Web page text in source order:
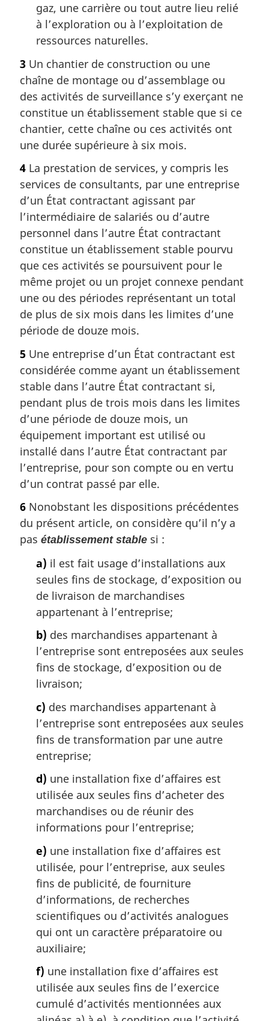
gaz, une carrière ou tout autre lieu relié
à l’exploration ou à l’exploitation de
ressources naturelles.
3 Un chantier de construction ou une
chaîne de montage ou d’assemblage ou
des activités de surveillance s’y exerçant ne
constitue un établissement stable que si ce
chantier, cette chaîne ou ces activités ont
une durée supérieure à six mois.
4 La prestation de services, y compris les
services de consultants, par une entreprise
d’un État contractant agissant par
l’intermédiaire de salariés ou d’autre
personnel dans l’autre État contractant
constitue un établissement stable pourvu
que ces activités se poursuivent pour le
même projet ou un projet connexe pendant
une ou des périodes représentant un total
de plus de six mois dans les limites d’une
période de douze mois.
5 Une entreprise d’un État contractant est
considérée comme ayant un établissement
stable dans l’autre État contractant si,
pendant plus de trois mois dans les limites
d’une période de douze mois, un
équipement important est utilisé ou
installé dans l’autre État contractant par
l’entreprise, pour son compte ou en vertu
d’un contrat passé par elle.
6 Nonobstant les dispositions précédentes
du présent article, on considère qu’il n’y a
pas établissement stable si :
a) il est fait usage d’installations aux
seules fins de stockage, d’exposition ou
de livraison de marchandises
appartenant à l’entreprise;
b) des marchandises appartenant à
l’entreprise sont entreposées aux seules
fins de stockage, d’exposition ou de
livraison;
c) des marchandises appartenant à
l’entreprise sont entreposées aux seules
fins de transformation par une autre
entreprise;
d) une installation fixe d’affaires est
utilisée aux seules fins d’acheter des
marchandises ou de réunir des
informations pour l’entreprise;
e) une installation fixe d’affaires est
utilisée, pour l’entreprise, aux seules
fins de publicité, de fourniture
d’informations, de recherches
scientifiques ou d’activités analogues
qui ont un caractère préparatoire ou
auxiliaire;
f) une installation fixe d’affaires est
utilisée aux seules fins de l’exercice
cumulé d’activités mentionnées aux